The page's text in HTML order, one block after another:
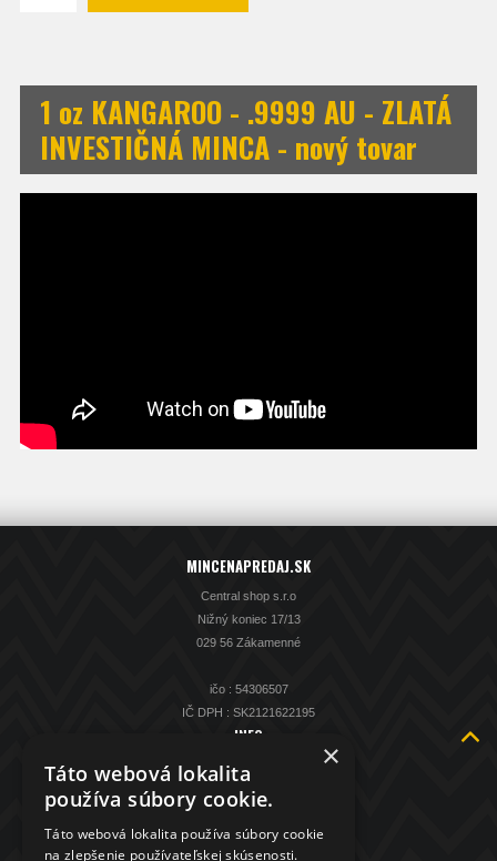
1 oz KANGAROO - .9999 AU - ZLATÁ
INVESTIČNÁ MINCA - nový tovar
MINCENAPREDAJ.SK
Central shop s.r.o
Nižný koniec 17/13
029 56 Zákamenné
ičo : 54306507
IČ DPH : SK2121622195
INFO
O nás
Kontakt
KAMENNÁ PREDAJŇA
Spätný výkup striebra
×
Táto webová lokalita
používa súbory cookie.
Táto webová lokalita používa súbory cookie
na zlepšenie používateľskej skúsenosti.